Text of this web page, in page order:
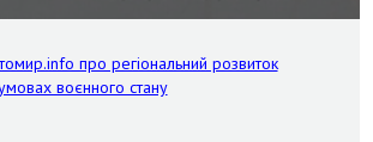
про регіональний розвиток
воєнного стану